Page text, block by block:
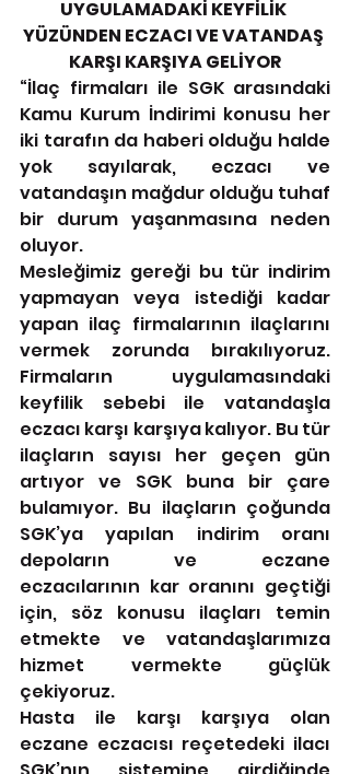
UYGULAMADAKİ KEYFİLİK
YÜZÜNDEN ECZACI VE VATANDAŞ
KARŞI KARŞIYA GELİYOR
“İlaç firmaları ile SGK arasındaki
Kamu Kurum İndirimi konusu her
iki tarafın da haberi olduğu halde
yok sayılarak, eczacı ve
vatandaşın mağdur olduğu tuhaf
bir durum yaşanmasına neden
oluyor.
Mesleğimiz gereği bu tür indirim
yapmayan veya istediği kadar
yapan ilaç firmalarının ilaçlarını
vermek zorunda bırakılıyoruz.
Firmaların uygulamasındaki
keyfilik sebebi ile vatandaşla
eczacı karşı karşıya kalıyor. Bu tür
ilaçların sayısı her geçen gün
artıyor ve SGK buna bir çare
bulamıyor. Bu ilaçların çoğunda
SGK’ya yapılan indirim oranı
depoların ve eczane
eczacılarının kar oranını geçtiği
için, söz konusu ilaçları temin
etmekte ve vatandaşlarımıza
hizmet vermekte güçlük
çekiyoruz.
Hasta ile karşı karşıya olan
eczane eczacısı reçetedeki ilacı